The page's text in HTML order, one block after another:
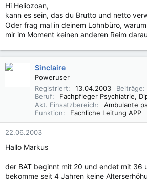
Hi Heliozoan,
kann es sein, das du Brutto und netto
Oder frag mal in deinem Lohnbüro,
mir im Moment keinen anderen Reim
Sinclaire
Poweruser
Registriert
13.04.2003 Beiträge
Beruf
Akt. Einsatzbereich
Ambulante
Funktion
Fachliche Leitung APP
22.06.2003
Hallo Markus
der BAT beginnt mit 20 und endet mit 36
bekomme seit 4 Jahren keine